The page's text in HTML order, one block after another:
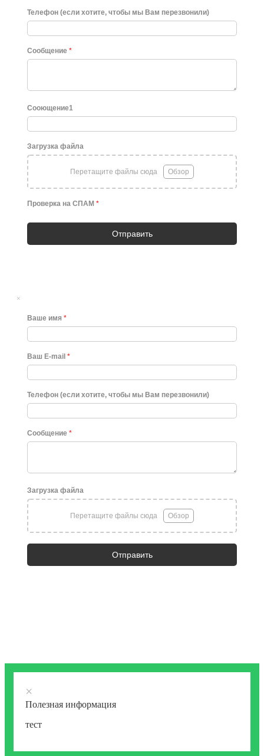
Телефон (если хотите, чтобы мы Вам перезвонили)
Сообщение *
Сооющение1
Загрузка файла
Перетащите файлы сюда Обзор
Проверка на СПАМ *
Отправить
×
Ваше имя *
Ваш E-mail *
Телефон (если хотите, чтобы мы Вам перезвонили)
Сообщение *
Загрузка файла
Перетащите файлы сюда Обзор
Отправить
×
Полезная информация
тест